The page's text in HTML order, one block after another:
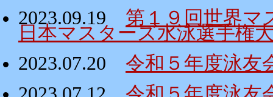
2023.09.19
第１９回世界
日本マスターズ水泳選手権
2023.07.20
令和５年度泳友